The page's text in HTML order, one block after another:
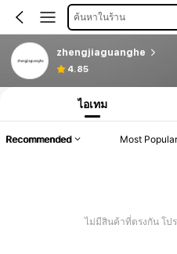
ค้นหาในร้าน
zhengjiaguanghe
4.85
ไอเทม
Recommended Most Popular
ไม่มีสินค้าที่ตรงกัน โป